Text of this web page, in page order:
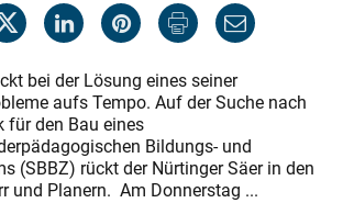
bei der Lösung eines seiner
aufs Tempo. Auf der Suche nach
für den Bau eines
Bildungs- und
(SBBZ) rückt der Nürtinger Säer in den
und Planern. Am Donnerstag ...